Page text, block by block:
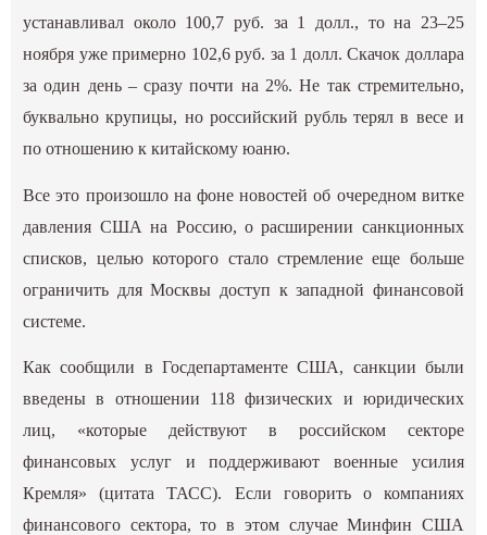
устанавливал около 100,7 руб. за 1 долл., то на 23–25
ноября уже примерно 102,6 руб. за 1 долл. Скачок доллара
за один день – сразу почти на 2%. Не так стремительно,
буквально крупицы, но российский рубль терял в весе и
по отношению к китайскому юаню.
Все это произошло на фоне новостей об очередном витке
давления США на Россию, о расширении санкционных
списков, целью которого стало стремление еще больше
ограничить для Москвы доступ к западной финансовой
системе.
Как сообщили в Госдепартаменте США, санкции были
введены в отношении 118 физических и юридических
лиц, «которые действуют в российском секторе
финансовых услуг и поддерживают военные усилия
Кремля» (цитата ТАСС). Если говорить о компаниях
финансового сектора, то в этом случае Минфин США